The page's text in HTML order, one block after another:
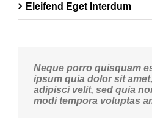
Eleifend Eget Interdum
Neque porro quisquam
ipsum quia dolor sit
adipisci velit, sed quia
modi tempora voluptas